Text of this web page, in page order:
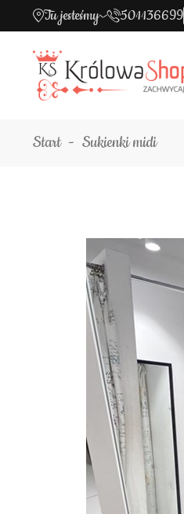
Tu jesteśmy 501136699
Start Sukienki midi